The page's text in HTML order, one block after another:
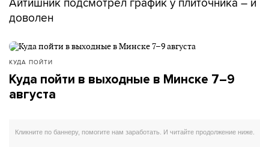
доволен
КУДА ПОЙТИ
Куда пойти в выходные в Минске 7–9
августа